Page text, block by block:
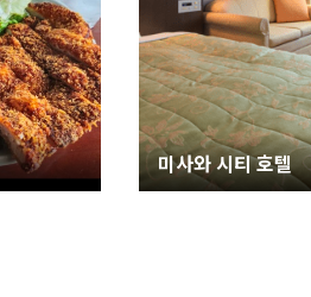
미사와 시티 호텔